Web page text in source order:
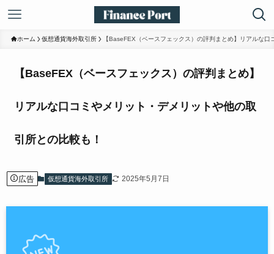
ホーム 仮想通貨海外取引所 【BaseFEX（ベースフェックス）の評判まとめ】リアルな
【BaseFEX（ベースフェックス）の評判まとめ】
リアルな口コミやメリット・デメリットや他の取
引所との比較も！
広告 仮想通貨海外取引所 2025年5月7日